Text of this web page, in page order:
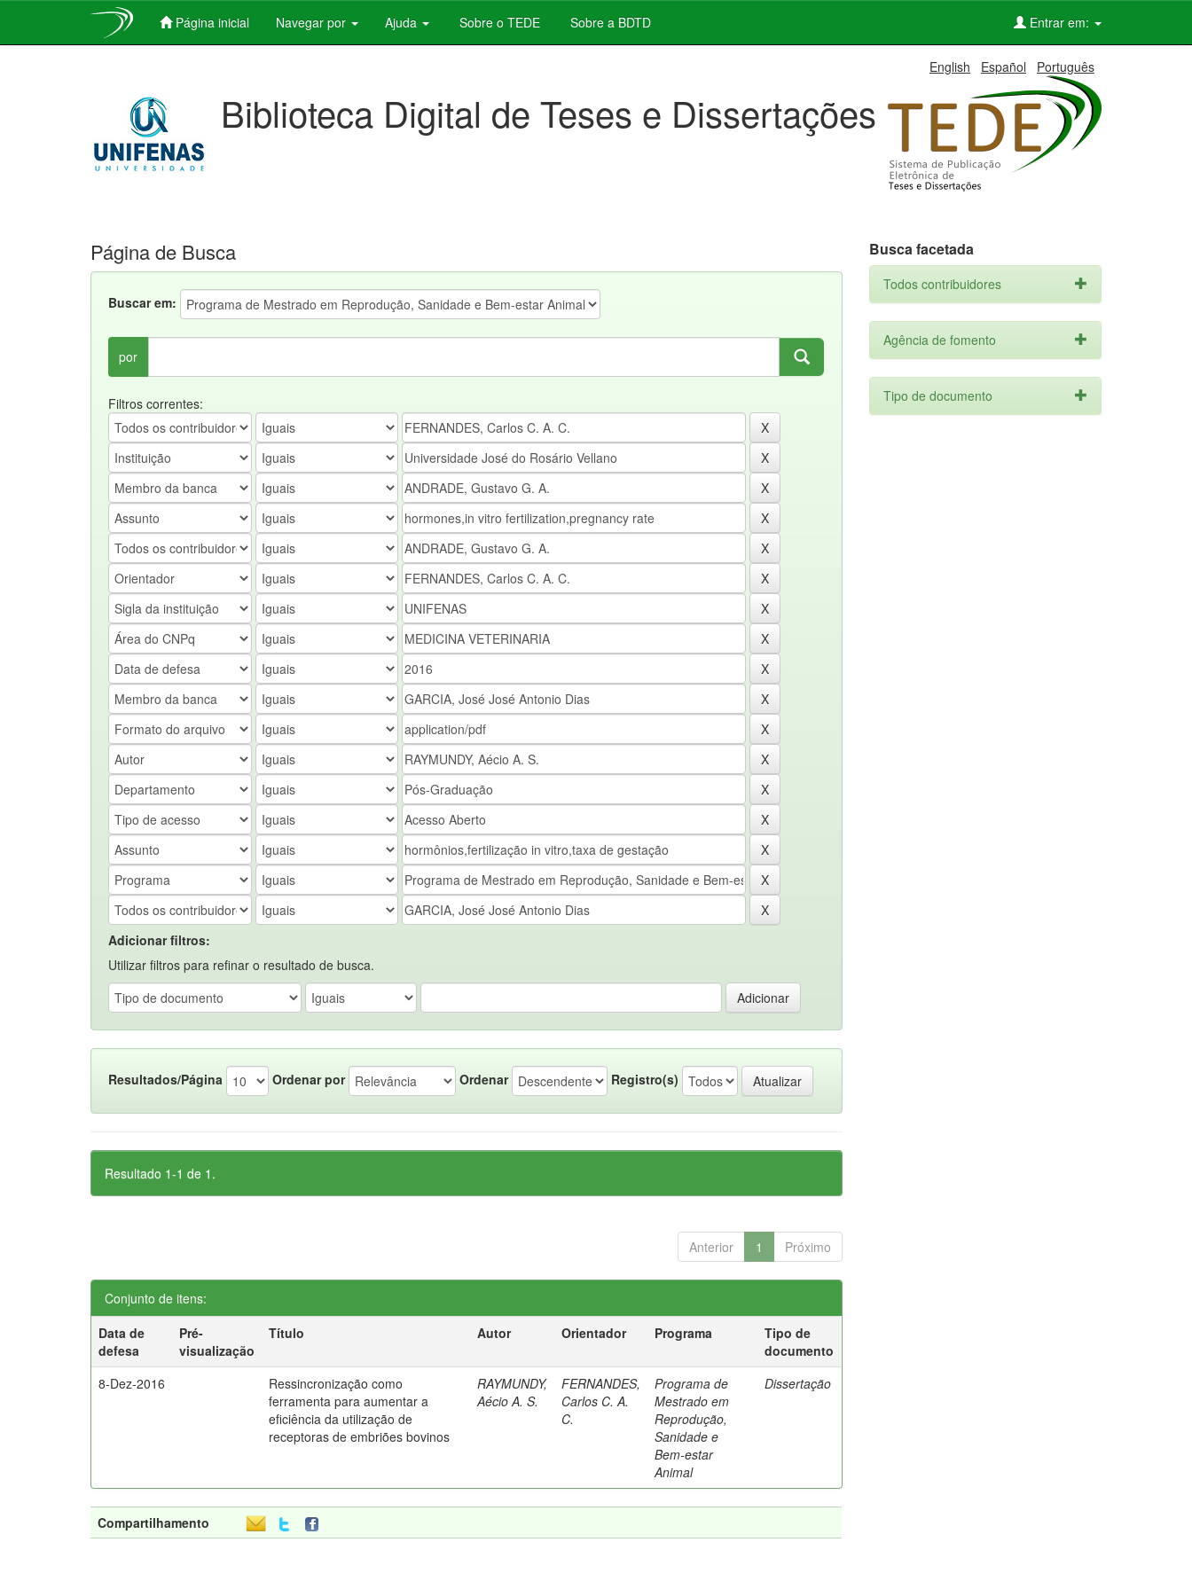
Página inicial Navegar por Ajuda Sobre o TEDE Sobre a BDTD Entrar em:
English Español Português
Biblioteca Digital de Teses e Dissertações
Página de Busca
Buscar em:
por
Filtros correntes:
Adicionar filtros:
Utilizar filtros para refinar o resultado de busca.
Resultados/Página Ordenar por Ordenar Registro(s)
Resultado 1-1 de 1.
Anterior 1 Próximo
Conjunto de itens:
Data de
defesa
Pré-
visualização
Título Autor Orientador Programa
Tipo de
documento
8-Dez-2016
Ressincronização como
ferramenta para aumentar a
eficiência da utilização de
receptoras de embriões bovinos
RAYMUNDY,
Aécio A. S.
FERNANDES,
Carlos C. A.
C.
Programa de
Mestrado em
Reprodução,
Sanidade e
Bem-estar
Animal
Dissertação
Compartilhamento
Busca facetada
Todos contribuidores
Agência de fomento
Tipo de documento